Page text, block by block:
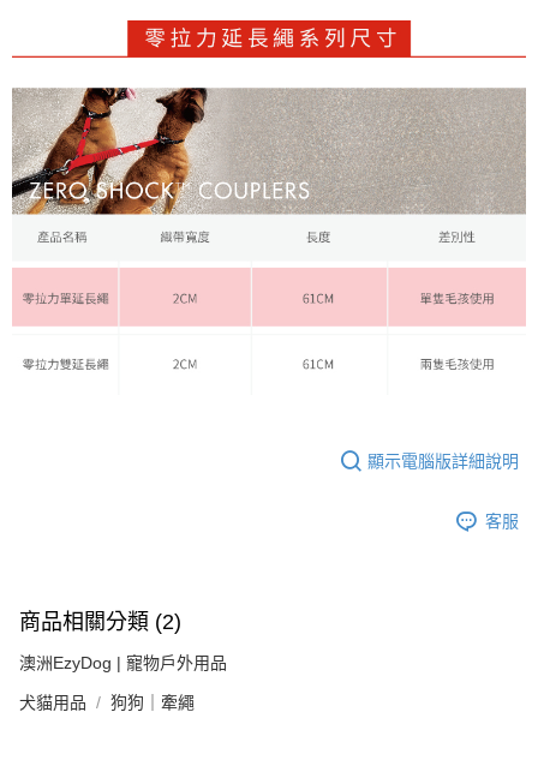
顯示電腦版詳細說明
客服
商品相關分類 (2)
澳洲EzyDog | 寵物戶外用品
犬貓用品 狗狗｜牽繩